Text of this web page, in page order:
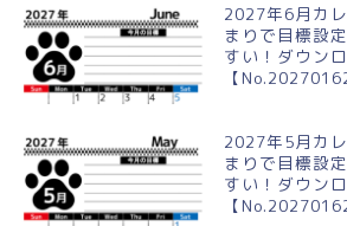
2027年6月カ
まりで目標設
すい！ダウン
【
2027年5月カ
まりで目標設
すい！ダウン
【